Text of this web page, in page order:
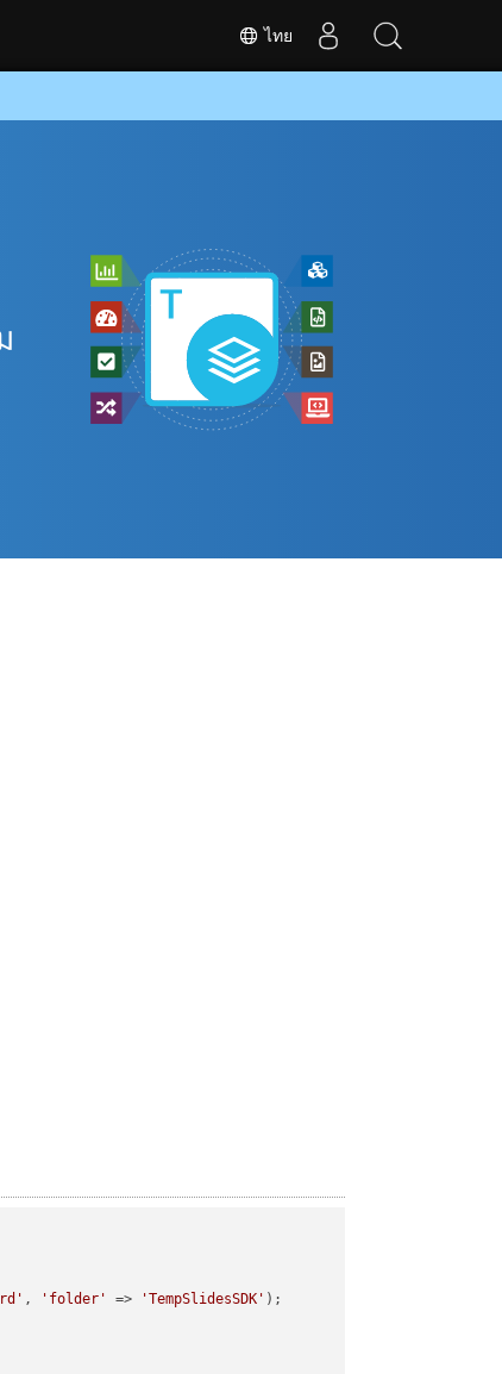
ไทย
, 'folder' => 'TempSlidesSDK' );